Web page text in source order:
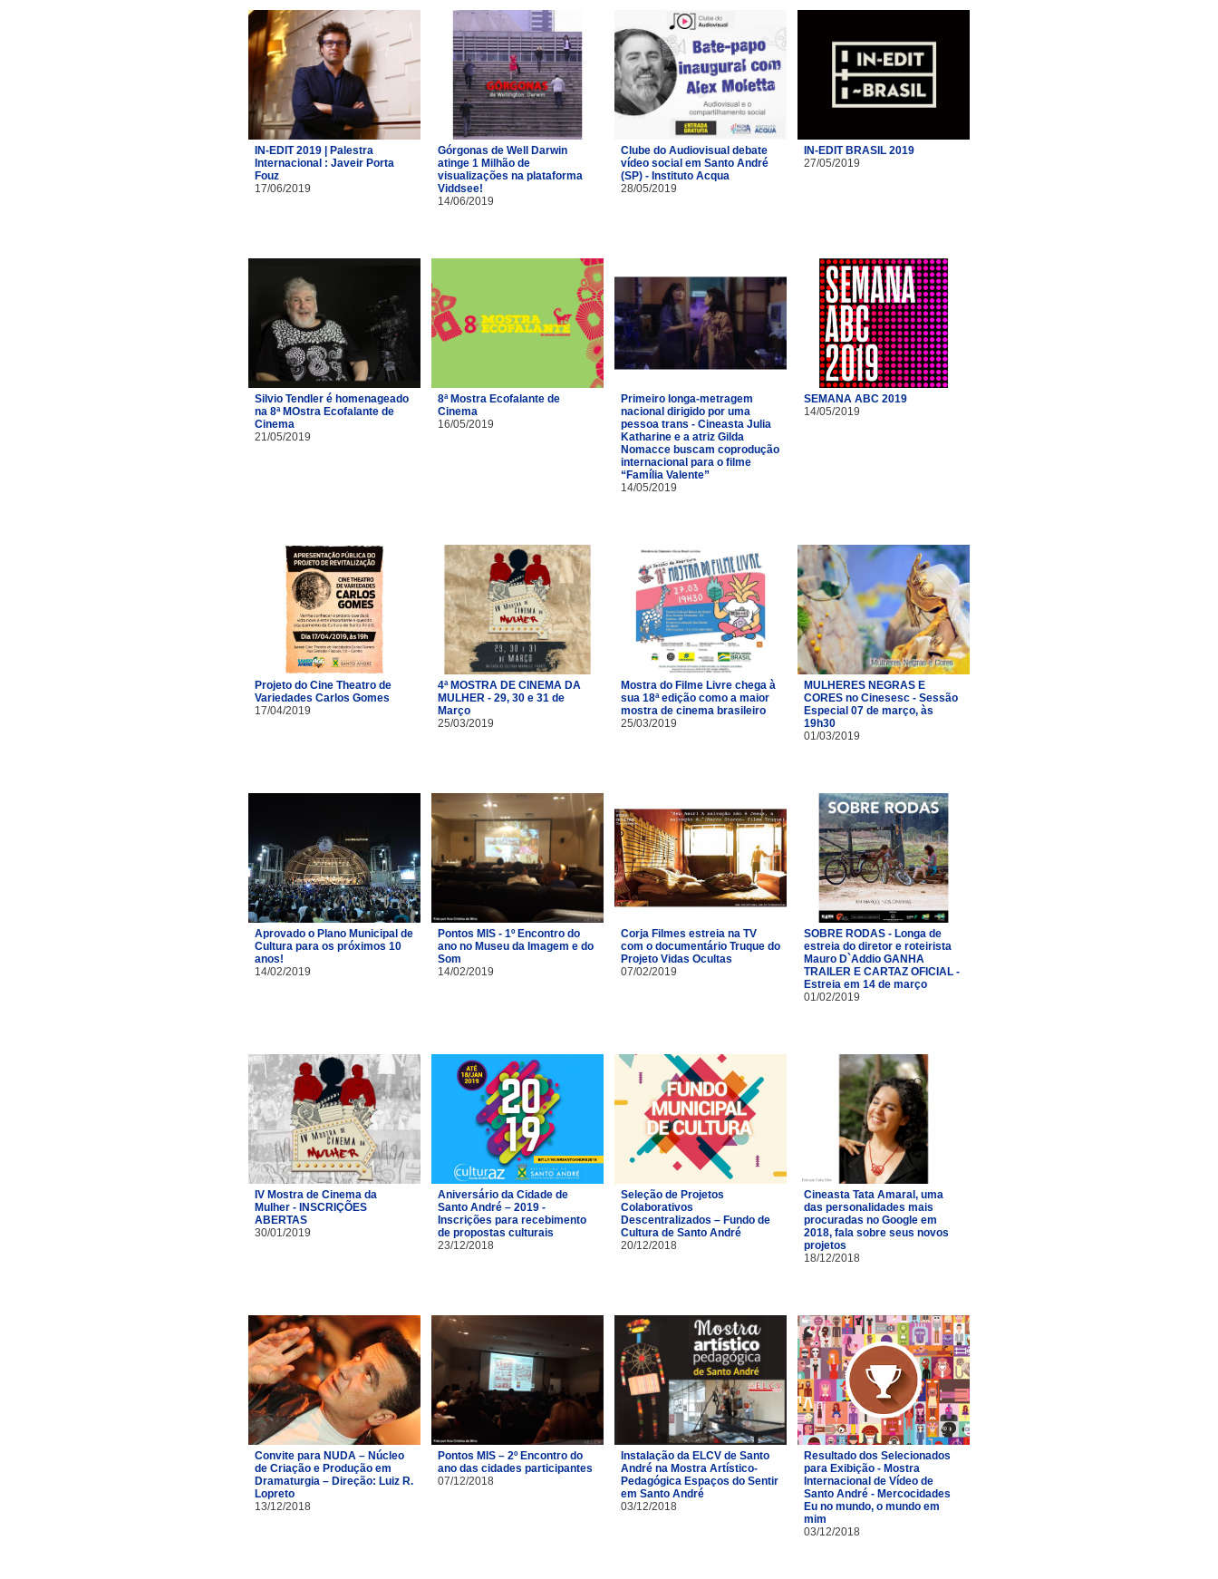
IN-EDIT 2019 | Palestra
Internacional : Javeir Porta
Fouz
17/06/2019
Górgonas de Well Darwin
atinge 1 Milhão de
visualizações na plataforma
Viddsee!
14/06/2019
Clube do Audiovisual debate
vídeo social em Santo André
(SP) - Instituto Acqua
28/05/2019
IN-EDIT BRASIL 2019
27/05/2019
Silvio Tendler é homenageado
na 8ª MOstra Ecofalante de
Cinema
21/05/2019
8ª Mostra Ecofalante de
Cinema
16/05/2019
Primeiro longa-metragem
nacional dirigido por uma
pessoa trans - Cineasta Julia
Katharine e a atriz Gilda
Nomacce buscam coprodução
internacional para o filme
“Família Valente”
14/05/2019
SEMANA ABC 2019
14/05/2019
Projeto do Cine Theatro de
Variedades Carlos Gomes
17/04/2019
4ª MOSTRA DE CINEMA DA
MULHER - 29, 30 e 31 de
Março
25/03/2019
Mostra do Filme Livre chega à
sua 18ª edição como a maior
mostra de cinema brasileiro
25/03/2019
MULHERES NEGRAS E
CORES no Cinesesc - Sessão
Especial 07 de março, às
19h30
01/03/2019
Aprovado o Plano Municipal de
Cultura para os próximos 10
anos!
14/02/2019
Pontos MIS - 1º Encontro do
ano no Museu da Imagem e do
Som
14/02/2019
Corja Filmes estreia na TV
com o documentário Truque do
Projeto Vidas Ocultas
07/02/2019
SOBRE RODAS - Longa de
estreia do diretor e roteirista
Mauro D`Addio GANHA
TRAILER E CARTAZ OFICIAL -
Estreia em 14 de março
01/02/2019
IV Mostra de Cinema da
Mulher - INSCRIÇÕES
ABERTAS
30/01/2019
Aniversário da Cidade de
Santo André – 2019 -
Inscrições para recebimento
de propostas culturais
23/12/2018
Seleção de Projetos
Colaborativos
Descentralizados – Fundo de
Cultura de Santo André
20/12/2018
Cineasta Tata Amaral, uma
das personalidades mais
procuradas no Google em
2018, fala sobre seus novos
projetos
18/12/2018
Convite para NUDA – Núcleo
de Criação e Produção em
Dramaturgia – Direção: Luiz R.
Lopreto
13/12/2018
Pontos MIS – 2º Encontro do
ano das cidades participantes
07/12/2018
Instalação da ELCV de Santo
André na Mostra Artístico-
Pedagógica Espaços do Sentir
em Santo André
03/12/2018
Resultado dos Selecionados
para Exibição - Mostra
Internacional de Vídeo de
Santo André - Mercocidades
Eu no mundo, o mundo em
mim
03/12/2018